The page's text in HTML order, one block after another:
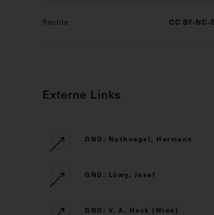
Rechte CC BY-NC-
Externe Links
GND: Nothnagel, Hermann
GND: Löwy, Josef
GND: V. A. Heck (Wien)